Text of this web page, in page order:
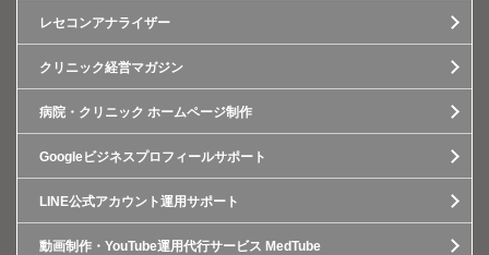
レセコンアナライザー
クリニック経営マガジン
病院・クリニック ホームページ制作
Googleビジネスプロフィールサポート
LINE公式アカウント運用サポート
動画制作・YouTube運用代行サービス MedTube